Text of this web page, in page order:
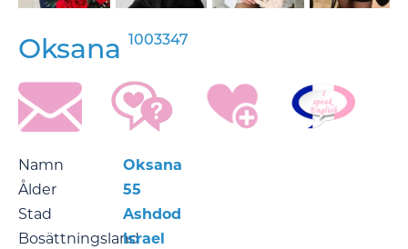
Oksana 1003347
Namn
Oksana
Ålder
55
Stad
Ashdod
BosättningslandIsrael